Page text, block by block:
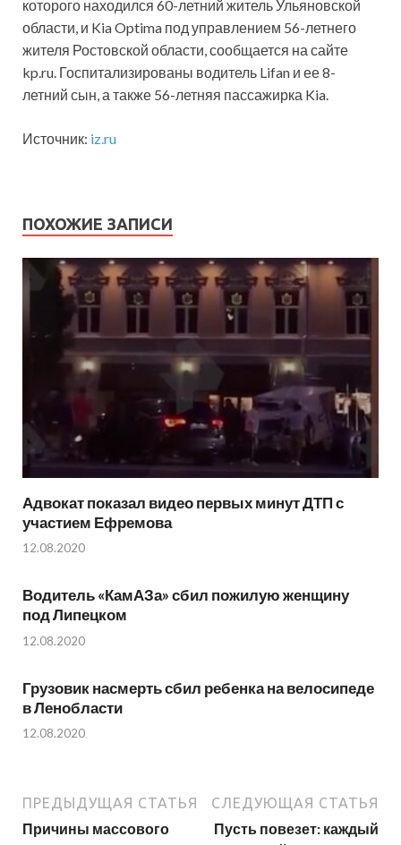
которого находился 60-летний житель Ульяновской
области, и Kia Optima под управлением 56-летнего
жителя Ростовской области, сообщается на сайте
kp.ru. Госпитализированы водитель Lifan и ее 8-
летний сын, а также 56-летняя пассажирка Kia.
Источник: iz.ru
ПОХОЖИЕ ЗАПИСИ
Адвокат показал видео первых минут ДТП с
участием Ефремова
12.08.2020
Водитель «КамАЗа» сбил пожилую женщину
под Липецком
12.08.2020
Грузовик насмерть сбил ребенка на велосипеде
в Ленобласти
12.08.2020
ПРЕДЫДУЩАЯ СТАТЬЯ
Причины массового
СЛЕДУЮЩАЯ СТАТЬЯ
Пусть повезет: каждый